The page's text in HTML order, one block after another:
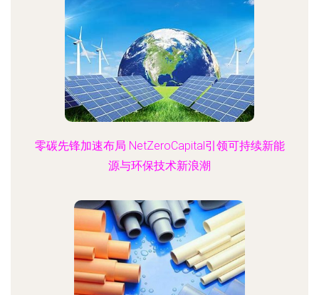
零碳先锋加速布局 NetZeroCapital引领可持续新能
源与环保技术新浪潮